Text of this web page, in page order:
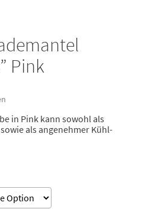
Pink
in Pink kann sowohl als
als angenehmer Kühl-